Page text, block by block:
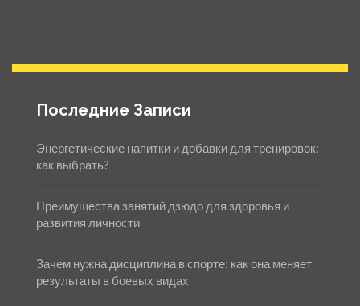
Последние Записи
Энергетические напитки и добавки для тренировок:
как выбрать?
Преимущества занятий дзюдо для здоровья и
развития личности
Зачем нужна дисциплина в спорте: как она меняет
результаты в боевых видах